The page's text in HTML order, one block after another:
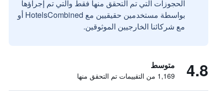
الحجوزات التي تم التحقق منها فقط والتي تم إجراؤها
بواسطة مستخدمين حقيقيين مع HotelsCombined أو
مع شركائنا الخارجيين الموثوقين.
4.8 متوسط
1,169 من التقييمات تم التحقق منها